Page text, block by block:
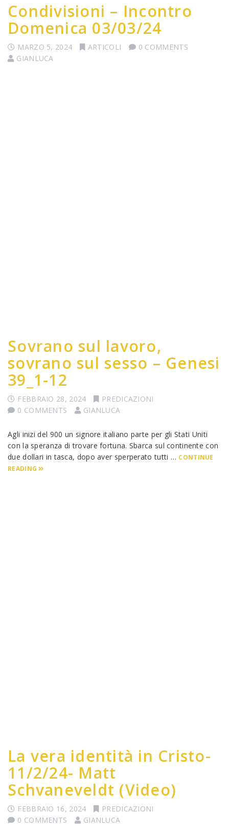
Condivisioni – Incontro
Domenica 03/03/24
MARZO 5, 2024 ARTICOLI
0 COMMENTS
GIANLUCA
Sovrano sul lavoro,
sovrano sul sesso – Genesi
39_1-12
FEBBRAIO 28, 2024
PREDICAZIONI
0 COMMENTS
GIANLUCA
Agli inizi del 900 un signore italiano parte per gli Stati Uniti
con la speranza di trovare fortuna. Sbarca sul continente con
due dollari in tasca, dopo aver sperperato tutti … CONTINUE
READING
La vera identità in Cristo-
11/2/24- Matt
Schvaneveldt (Video)
FEBBRAIO 16, 2024
PREDICAZIONI
0 COMMENTS
GIANLUCA